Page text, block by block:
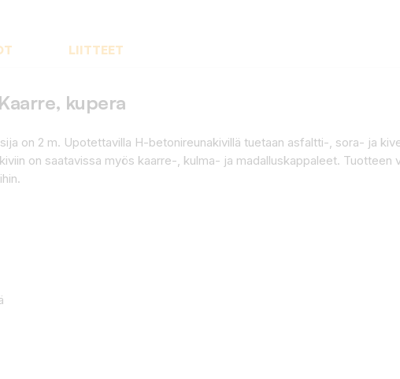
LIITTEET
kupera
on 2 m. Upotettavilla H-betonireunakivillä tuetaan asfaltti-, sora- ja
on saatavissa myös kaarre-, kulma- ja madalluskappaleet. Tuotteen